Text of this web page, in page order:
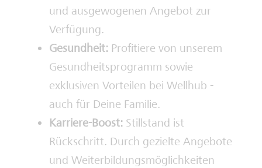
und ausgewogenen Angebot zur
Verfügung.
Gesundheit: Profitiere von unserem
Gesundheitsprogramm sowie
exklusiven Vorteilen bei Wellhub -
auch für Deine Familie.
Karriere-Boost: Stillstand ist
Rückschritt. Durch gezielte Angebote
und Weiterbildungsmöglichkeiten